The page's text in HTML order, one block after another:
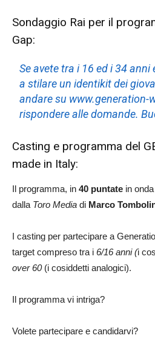
Sondaggio Rai per il
Gap:
Se avete tra i 16 ed i 34
a stilare un identikit dei
andare su www.generation-
rispondere alle domande.
Casting e programma del
made in Italy:
Il programma, in 40 puntate in
dalla Toro Media di Marco
I casting per partecipare a
target compreso tra i 6/16 anni (i
over 60(i cosiddetti analogici).
Il programma vi intriga?
Volete partecipare e candidarvi?